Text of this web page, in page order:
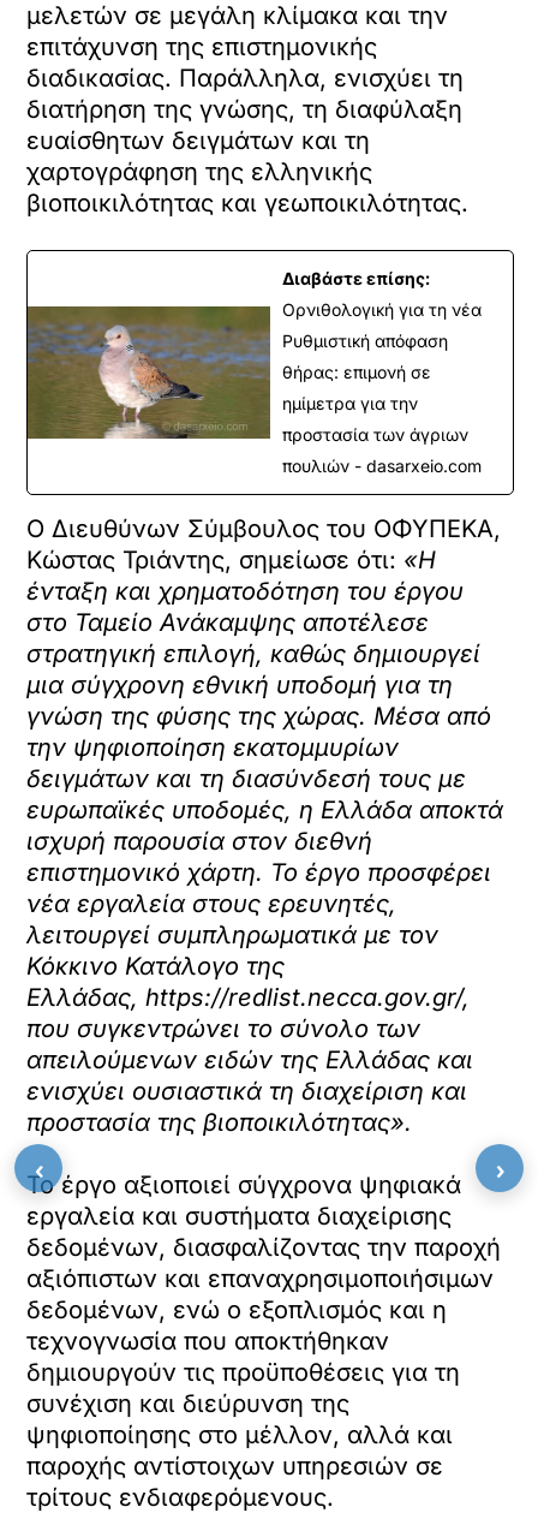
μελετών σε μεγάλη κλίμακα και την
επιτάχυνση της επιστημονικής
διαδικασίας. Παράλληλα, ενισχύει τη
διατήρηση της γνώσης, τη διαφύλαξη
ευαίσθητων δειγμάτων και τη
χαρτογράφηση της ελληνικής
βιοποικιλότητας και γεωποικιλότητας.
Διαβάστε επίσης:
Ορνιθολογική για τη νέα
Ρυθμιστική απόφαση
θήρας: επιμονή σε
ημίμετρα για την
προστασία των άγριων
πουλιών - dasarxeio.com
Ο Διευθύνων Σύμβουλος του ΟΦΥΠΕΚΑ,
Κώστας Τριάντης, σημείωσε ότι: «Η
ένταξη και χρηματοδότηση του έργου
στο Ταμείο Ανάκαμψης αποτέλεσε
στρατηγική επιλογή, καθώς δημιουργεί
μια σύγχρονη εθνική υποδομή για τη
γνώση της φύσης της χώρας. Μέσα από
την ψηφιοποίηση εκατομμυρίων
δειγμάτων και τη διασύνδεσή τους με
ευρωπαϊκές υποδομές, η Ελλάδα αποκτά
ισχυρή παρουσία στον διεθνή
επιστημονικό χάρτη. Το έργο προσφέρει
νέα εργαλεία στους ερευνητές,
λειτουργεί συμπληρωματικά με τον
Κόκκινο Κατάλογο της
Ελλάδας,https://redlist.necca.gov.gr/,
που συγκεντρώνει το σύνολο των
απειλούμενων ειδών της Ελλάδας και
ενισχύει ουσιαστικά τη διαχείριση και
προστασία της βιοποικιλότητας».
Το έργο αξιοποιεί σύγχρονα ψηφιακά
εργαλεία και συστήματα διαχείρισης
δεδομένων, διασφαλίζοντας την παροχή
αξιόπιστων και επαναχρησιμοποιήσιμων
δεδομένων, ενώ ο εξοπλισμός και η
τεχνογνωσία που αποκτήθηκαν
δημιουργούν τις προϋποθέσεις για τη
συνέχιση και διεύρυνση της
ψηφιοποίησης στο μέλλον, αλλά και
παροχής αντίστοιχων υπηρεσιών σε
τρίτους ενδιαφερόμενους.
‹ ›